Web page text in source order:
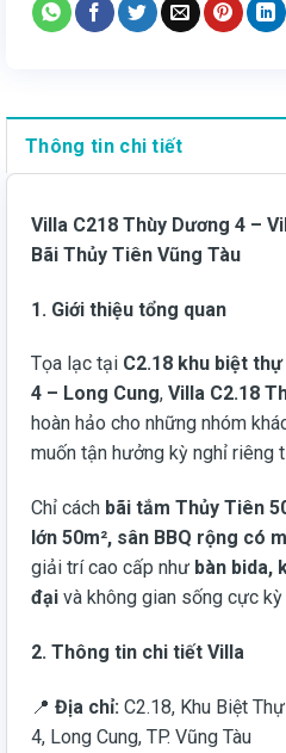
Thông tin chi tiết
Villa C218 Thùy Dương 4 –
Bãi Thủy Tiên Vũng Tàu
1. Giới thiệu tổng quan
Tọa lạc tại C2.18 khu biệt
4 – Long Cung, Villa C2.18
hoàn hảo cho những nhóm
muốn tận hưởng kỳ nghỉ riêng
Chỉ cách bãi tắm Thủy Tiên
lớn 50m², sân BBQ rộng có
giải trí cao cấp như bàn bida,
đại và không gian sống cực kỳ
2. Thông tin chi tiết Villa
📍 Địa chỉ: C2.18, Khu Biệt
4, Long Cung, TP. Vũng Tàu